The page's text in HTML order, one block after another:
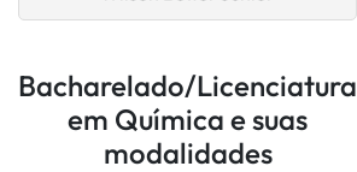
Bacharelado/Licenciatura
em Química e suas
modalidades